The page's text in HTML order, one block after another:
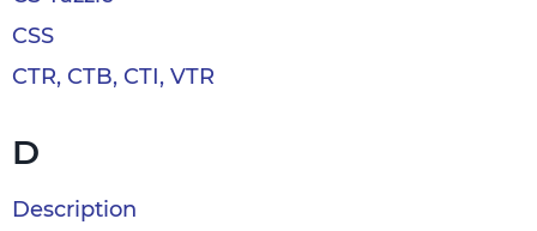
CSS
CTR, CTB, CTI, VTR
D
Description